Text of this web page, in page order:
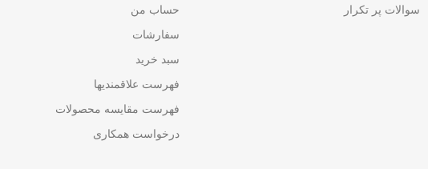
سوالات پر تکرار
حساب من
سفارشات
سبد خرید
فهرست علاقمندیها
فهرست مقایسه محصولات
درخواست همکاری